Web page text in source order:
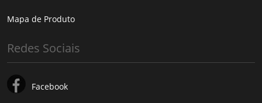
Mapa de Produto
Redes Sociais
Facebook